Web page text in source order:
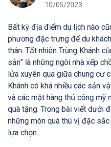
10/05/2023
Bất kỳ địa điểm du lịch nào
phương đặc trưng để du
thân. Tất nhiên Trùng Khánh
sản” là những ngôi nhà xếp
lửa xuyên qua giữa chung cư
Khánh có khá nhiều các sản
và các mặt hàng thủ công mỹ
quà tặng. Trong bài viết dưới
những món quà thú vị đặc
lựa chọn.